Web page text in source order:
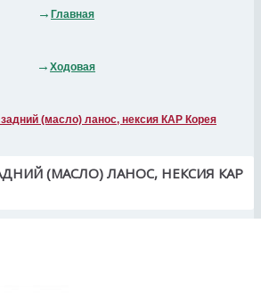
Главная
Ходовая
(масло) ланос, нексия КАР Корея
(МАСЛО) ЛАНОС, НЕКСИЯ КАР